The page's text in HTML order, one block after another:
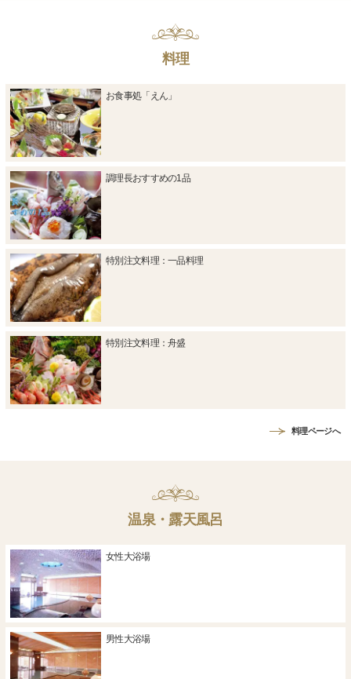
料理
お食事処「えん」
調理長おすすめの1品
特別注文料理：一品料理
特別注文料理：舟盛
料理ページへ
温泉・露天風呂
女性大浴場
男性大浴場